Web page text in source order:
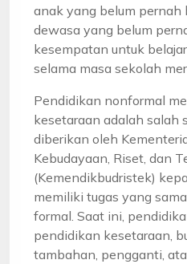
anak yang belum pernah
dewasa yang belum
kesempatan untuk
selama masa sekolah
Pendidikan nonformal
kesetaraan adalah salah
diberikan oleh
Kebudayaan, Riset, dan
(Kemendikbudristek)
memiliki tugas yang
formal. Saat ini,
pendidikan kesetaraan,
tambahan, pengganti,